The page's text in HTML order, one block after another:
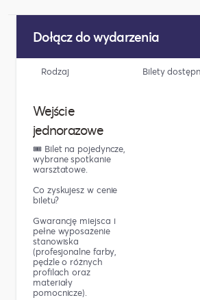
Dołącz do wydarzenia
Rodzaj Bilety
Wejście
jednorazowe
🎟️ Bilet na pojedyncze,
wybrane spotkanie
warsztatowe.
Co zyskujesz w cenie
biletu?
Gwarancję miejsca i
pełne wyposażenie
stanowiska
(profesjonalne farby,
pędzle o różnych
profilach oraz
materiały
pomocnicze).